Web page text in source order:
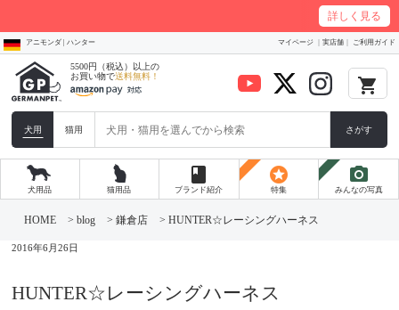
8/31
詳しく見る
アニモンダ | ハンター マイページ 実店舗 ご利用ガイド
5500円（税込）以上の
お買い物で送料無料！ local_grocery_store
犬用 猫用 さがす
犬用品 猫用品
book
ブランド紹介
stars
特集
photo_camera
みんなの写真
ン
ス
キ
HOME > blog > 鎌倉店 > HUNTER☆レーシングハーネス
2016年6月26日
HUNTER☆レーシングハーネス